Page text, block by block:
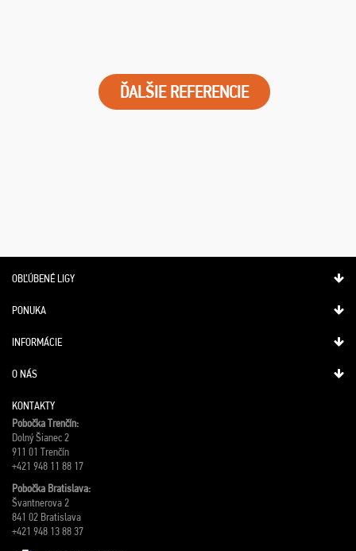
ĎALŠIE REFERENCIE
OBĽÚBENÉ LIGY
PONUKA
INFORMÁCIE
O NÁS
KONTAKTY
Pobočka Trenčín:
Dolný Šianec 2
911 01 Trenčín
+421 948 11 88 17
Pobočka Bratislava:
Švantnerova 2
841 02 Bratislava
+421 948 13 88 37